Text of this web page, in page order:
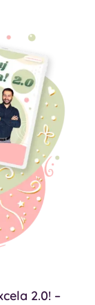
2.0! –